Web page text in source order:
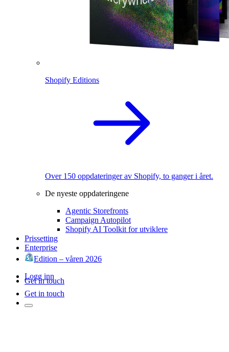
Shopify Editions
Over 150 oppdateringer av Shopify, to ganger i året.
De nyeste oppdateringene
Agentic Storefronts
Campaign Autopilot
Shopify AI Toolkit for utviklere
Prissetting
Enterprise
Edition – våren 2026
Logg inn
Get in touch
Get in touch